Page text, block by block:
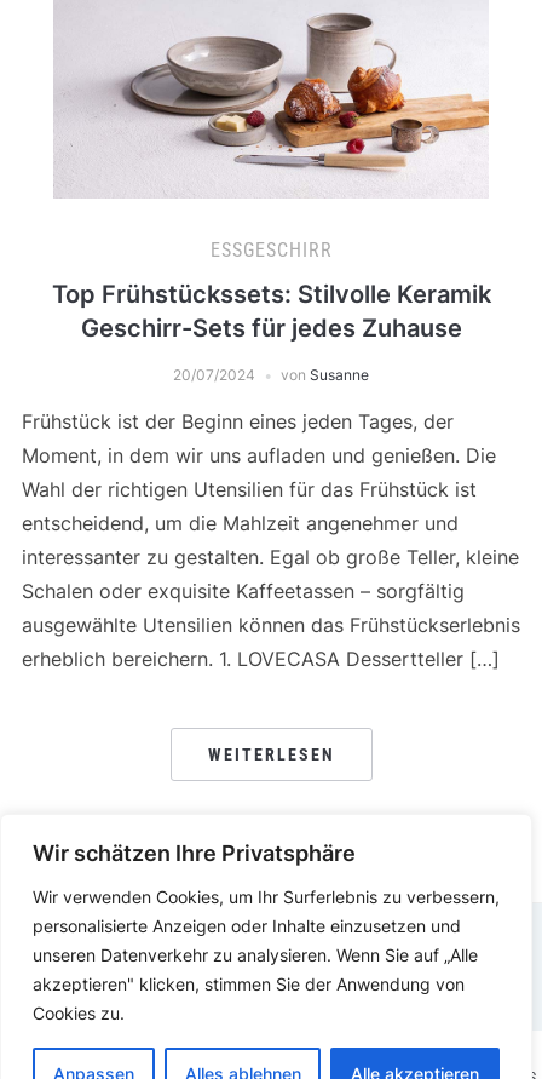
Wir schätzen Ihre Privatsphäre
Wir verwenden Cookies, um Ihr Surferlebnis zu verbessern,
personalisierte Anzeigen oder Inhalte einzusetzen und
unseren Datenverkehr zu analysieren. Wenn Sie auf „Alle
akzeptieren" klicken, stimmen Sie der Anwendung von
Cookies zu.
Anpassen Alles ablehnen Alle akzeptieren
ESSGESCHIRR
Top Frühstückssets: Stilvolle Keramik
Geschirr-Sets für jedes Zuhause
20/07/2024 von Susanne
Frühstück ist der Beginn eines jeden Tages, der
Moment, in dem wir uns aufladen und genießen. Die
Wahl der richtigen Utensilien für das Frühstück ist
entscheidend, um die Mahlzeit angenehmer und
interessanter zu gestalten. Egal ob große Teller, kleine
Schalen oder exquisite Kaffeetassen – sorgfältig
ausgewählte Utensilien können das Frühstückserlebnis
erheblich bereichern. 1. LOVECASA Dessertteller […]
WEITERLESEN
DATENSCHUTZERKLÄRUNG IMPRESSUM